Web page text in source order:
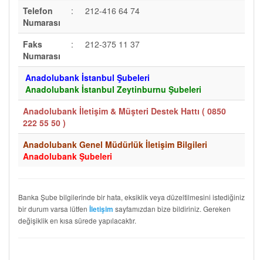
Telefon
Numarası
: 212-416 64 74
Faks
Numarası
: 212-375 11 37
Anadolubank İstanbul Şubeleri
Anadolubank İstanbul Zeytinburnu Şubeleri
Anadolubank İletişim & Müşteri Destek Hattı ( 0850
222 55 50 )
Anadolubank Genel Müdürlük İletişim Bilgileri
Anadolubank Şubeleri
Banka Şube bilgilerinde bir hata, eksiklik veya düzeltilmesini istediğiniz
bir durum varsa lütfen İletişim sayfamızdan bize bildiriniz. Gereken
değişiklik en kısa sürede yapılacaktır.